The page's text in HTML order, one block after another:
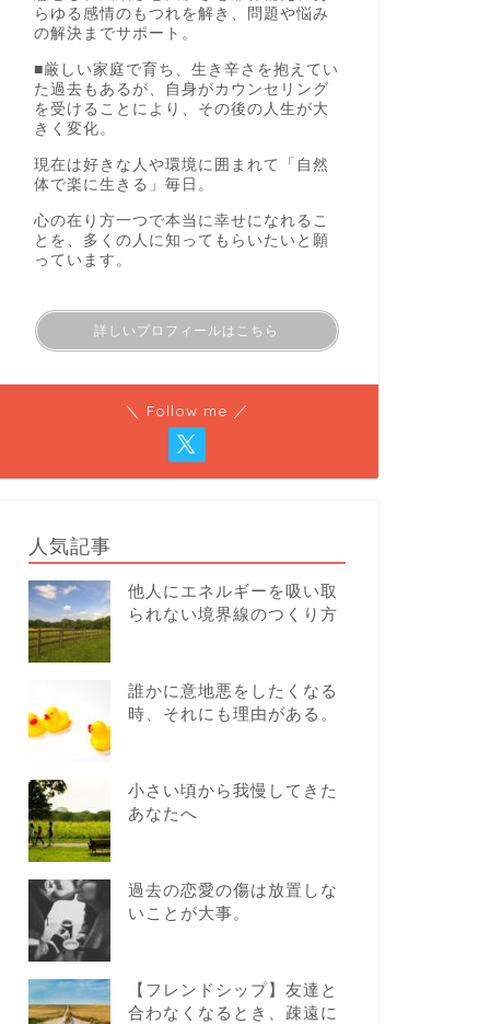
らゆる感情のもつれを解き、問題や悩み
の解決までサポート。
■厳しい家庭で育ち、生き辛さを抱えてい
た過去もあるが、自身がカウンセリング
を受けることにより、その後の人生が大
きく変化。
現在は好きな人や環境に囲まれて「自然
体で楽に生きる」毎日。
心の在り方一つで本当に幸せになれるこ
とを、多くの人に知ってもらいたいと願
っています。
詳しいプロフィールはこちら
＼ Follow me ／
人気記事
他人にエネルギーを吸い取
られない境界線のつくり方
誰かに意地悪をしたくなる
時、それにも理由がある。
小さい頃から我慢してきた
あなたへ
過去の恋愛の傷は放置しな
いことが大事。
【フレンドシップ】友達と
合わなくなるとき、疎遠に